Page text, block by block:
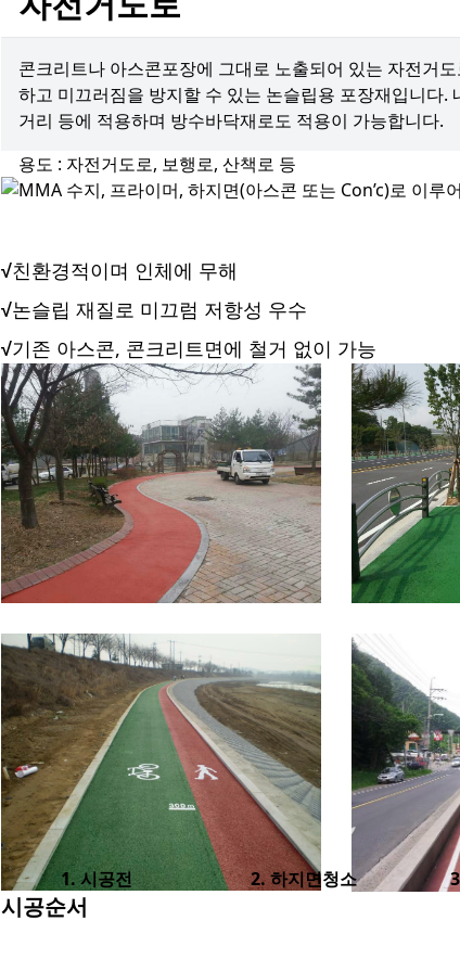
콘크리트나 아스콘포장에 그대로 노출되어 있는 자전거
하고 미끄러짐을 방지할 수 있는 논슬립용 포장재입니다
거리 등에 적용하며 방수바닥재로도 적용이 가능합니다.
용도 : 자전거도로, 보행로, 산책로 등
친환경적이며 인체에 무해
논슬립 재질로 미끄럼 저항성 우수
기존 아스콘, 콘크리트면에 철거 없이 가능
시공순서
1. 시공전 2. 하지면청소